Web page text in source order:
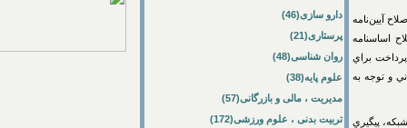
براي
توجه به
پيگيري
دارو سازی(46)
پرستاری(21)
روان شناسی(48)
علوم پایه(38)
مدیریت ، مالی و بازرگانی(57)
تربیت بدنی ، علوم ورزشی(172)